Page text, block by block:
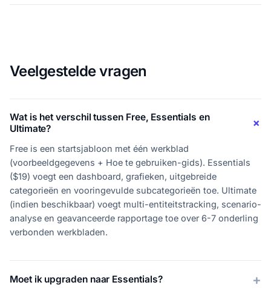
Veelgestelde vragen
Wat is het verschil tussen Free, Essentials en
Ultimate?
Free is een startsjabloon met één werkblad
(voorbeeldgegevens + Hoe te gebruiken-gids). Essentials
($19) voegt een dashboard, grafieken, uitgebreide
categorieën en vooringevulde subcategorieën toe. Ultimate
(indien beschikbaar) voegt multi-entiteitstracking, scenario-
analyse en geavanceerde rapportage toe over 6-7 onderling
verbonden werkbladen.
Moet ik upgraden naar Essentials?